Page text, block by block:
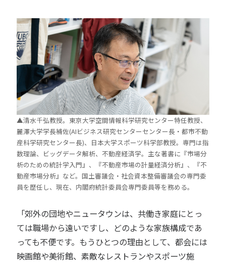
▲清水千弘教授。東京大学空間情報科学研究センター特任教授、
麗澤大学学長補佐(AIビジネス研究センターセンター長・都市不動
産科学研究センター長)、日本大学スポーツ科学部教授。専門は指
数理論、ビッグデータ解析、不動産経済学。主な著書に『市場分
析のための統計学入門』、『不動産市場の計量経済分析』、『不
動産市場分析』など。国土審議会・社会資本整備審議会の専門委
員を歴任し、現在、内閣府統計委員会専門委員等を務める。
「郊外の団地やニュータウンは、共働き家庭にとっ
ては職場から遠いですし、どのような家族構成であ
っても不便です。もうひとつの理由として、都会には
映画館や美術館、素敵なレストランやスポーツ施